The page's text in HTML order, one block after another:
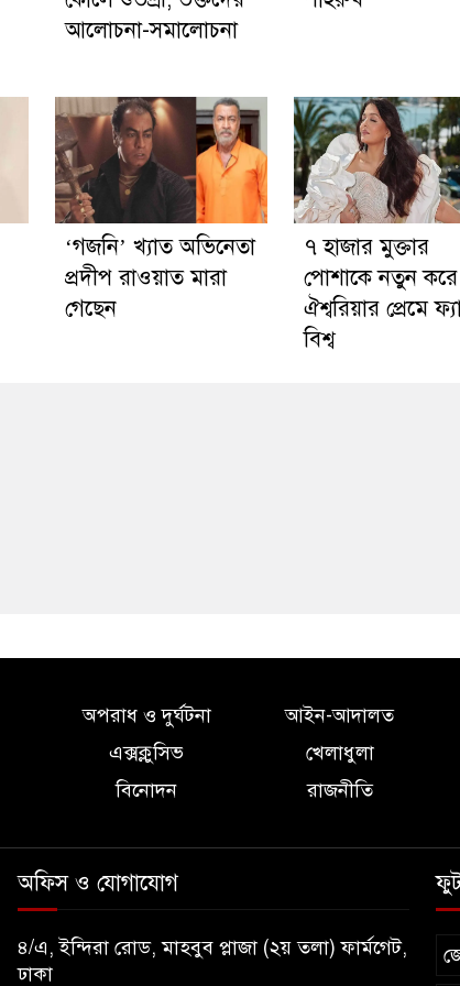
আলোচনা-সমালোচনা
‘গজনি’ খ্যাত অভিনেতা
প্রদীপ রাওয়াত মারা
গেছেন
৭ হাজার মুক্তার
পোশাকে নতুন করে
ঐশ্বরিয়ার প্রেমে
বিশ্ব
অপরাধ ও দুর্ঘটনা
আইন-আদালত
এক্সক্লুসিভ
খেলাধুলা
বিনোদন
রাজনীতি
অফিস ও যোগাযোগ
৪/এ, ইন্দিরা রোড, মাহবুব প্লাজা (২য় তলা) ফার্মগেট,
ঢাকা